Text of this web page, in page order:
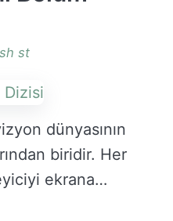
st
dünyasının
biridir. Her
ekrana